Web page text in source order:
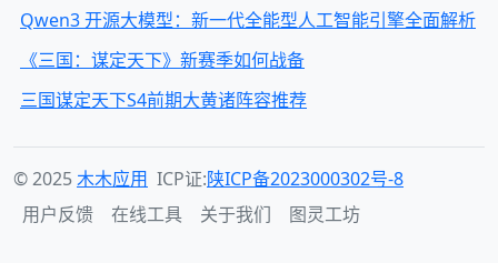
Qwen3 开源大模型：新一代全能型人工智能引擎全面解析
《三国：谋定天下》新赛季如何战备
三国谋定天下S4前期大黄诸阵容推荐
© 2025木木应用 ICP证:陕ICP备2023000302号-8
用户反馈
在线工具 关于我们 图灵工坊